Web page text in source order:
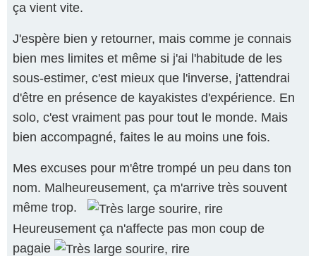
ça vient vite.
J'espère bien y retourner, mais comme je connais
bien mes limites et même si j'ai l'habitude de les
sous-estimer, c'est mieux que l'inverse, j'attendrai
d'être en présence de kayakistes d'expérience. En
solo, c'est vraiment pas pour tout le monde. Mais
bien accompagné, faites le au moins une fois.
Mes excuses pour m'être trompé un peu dans ton
nom. Malheureusement, ça m'arrive très souvent
même trop.
Heureusement ça n'affecte pas mon coup de
pagaie